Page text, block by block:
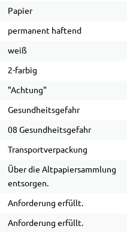
Papier
permanent haftend
weiß
2-farbig
"Achtung"
Gesundheitsgefahr
08 Gesundheitsgefahr
Transportverpackung
Über die Altpapiersammlung
entsorgen.
Anforderung erfüllt.
Anforderung erfüllt.